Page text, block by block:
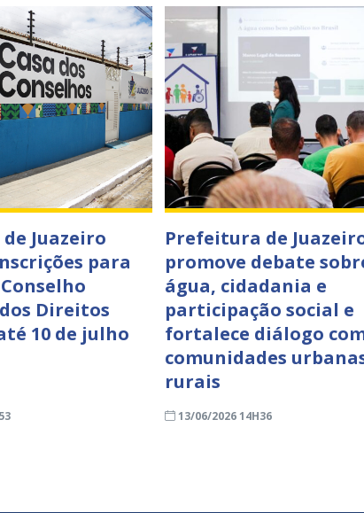
Juazeiro
para
Direitos
10 de julho
Prefeitura de
promove debate
água, cidadania e
participação social e
fortalece diálogo
comunidades
rurais
13/06/2026 14H36